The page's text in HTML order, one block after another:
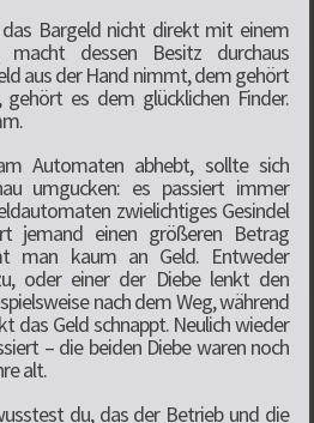
Bargeld nicht direkt mit einem
dessen Besitz durchaus
aus der Hand nimmt, dem gehört
gehört es dem glücklichen Finder.
Automaten abhebt, sollte sich
umgucken: es passiert immer
zwielichtiges Gesindel
jemand einen größeren Betrag
man kaum an Geld. Entweder
oder einer der Diebe lenkt den
nach dem Weg, während
das Geld schnappt. Neulich wieder
– die beiden Diebe waren noch
alt.
du, das der Betrieb und die